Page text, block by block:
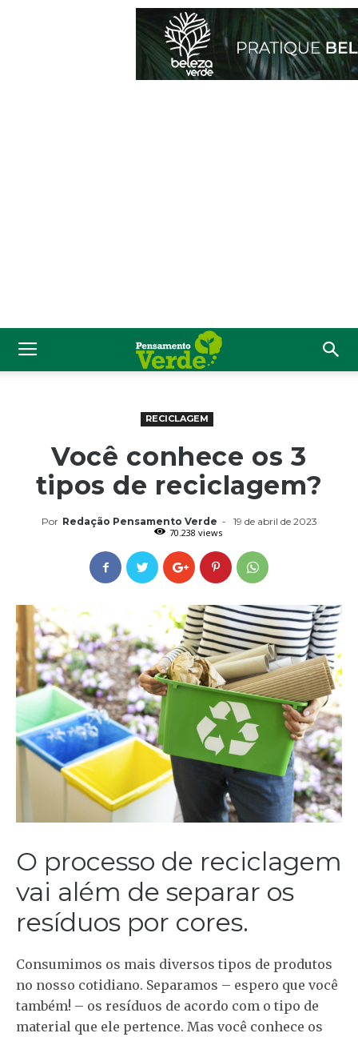
RECICLAGEM
Você conhece os 3
tipos de reciclagem?
Por Redação Pensamento Verde -
19 de abril de 2023
70.238 views
O processo de reciclagem
vai além de separar os
resíduos por cores.
Consumimos os mais diversos tipos de produtos
no nosso cotidiano. Separamos – espero que você
também! – os resíduos de acordo com o tipo de
material que ele pertence. Mas você conhece os